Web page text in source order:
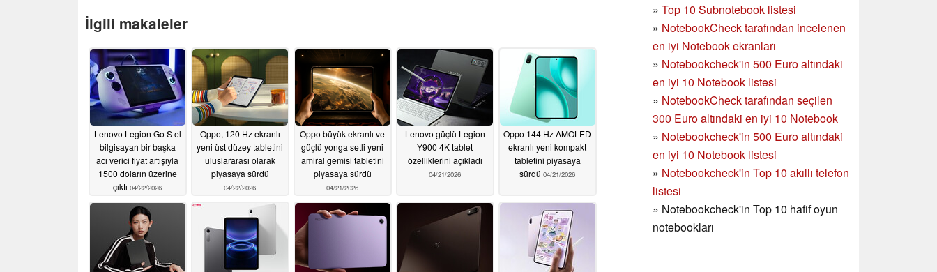
» Top 10 Subnotebook listesi
» NotebookCheck tarafından incelenen
en iyi Notebook ekranları
» Notebookcheck'in 500 Euro altındaki
en iyi 10 Notebook listesi
» NotebookCheck tarafından seçilen
300 Euro altındaki en iyi 10 Notebook
» Notebookcheck'in 500 Euro altındaki
en iyi 10 Notebook listesi
» Notebookcheck'in Top 10 akıllı telefon
listesi
» Notebookcheck'in Top 10 hafif oyun
notebookları
İlgili makaleler
Lenovo Legion Go S el
bilgisayarı bir başka
acı verici fiyat artışıyla
1500 doların üzerine
çıktı 04/22/2026
Oppo, 120 Hz ekranlı
yeni üst düzey tabletini
uluslararası olarak
piyasaya sürdü
04/22/2026
Oppo büyük ekranlı ve
güçlü yonga setli yeni
amiral gemisi tabletini
piyasaya sürdü
04/21/2026
Lenovo güçlü Legion
Y900 4K tablet
özelliklerini açıkladı
04/21/2026
Oppo 144 Hz AMOLED
ekranlı yeni kompakt
tabletini piyasaya
sürdü 04/21/2026